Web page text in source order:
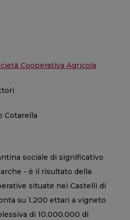
Cooperativa Agricola
Cotarella
sociale di significativo
- è il risultato della
situate nei Castelli di
su 1.200 ettari a vigneto
di 10.000.000 di